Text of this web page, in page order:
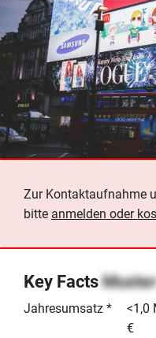
Zur Kontaktaufnahme
bitte anmelden oder
Key Facts
Jahresumsatz *
<1,0
€